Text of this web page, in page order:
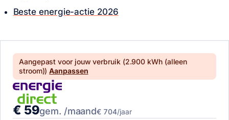
Beste energie-actie 2026
Aangepast voor jouw verbruik (2.900 kWh (alleen
stroom))Aanpassen
Prijs van deze actie
€ 59gem. /maand€ 704/jaar